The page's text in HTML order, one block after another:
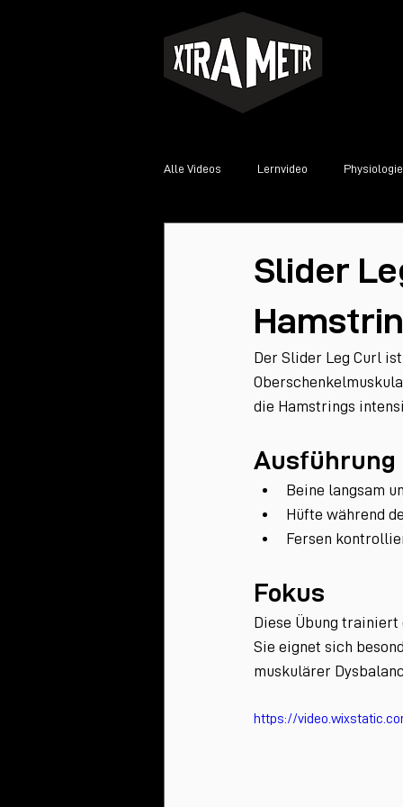
Alle Videos Lernvideo Physiologie
Slider
Der Slider Leg Curl
die Hamstrings
Ausführung
Beine langsam
Hüfte während
Fersen
Fokus
Diese Übung trainiert
Sie eignet sich
muskulärer
https://